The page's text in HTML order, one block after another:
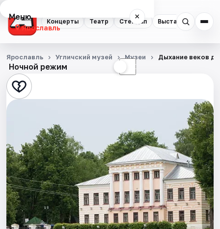
Концерты Театр Стендап Выставки
Меню ×
Ярославль
Концерты
Театр
Стендап
Квесты
Экскурсии
События
Города
Ночной режим ☾
Ярославль Угличский музей Музеи Дыхание веков